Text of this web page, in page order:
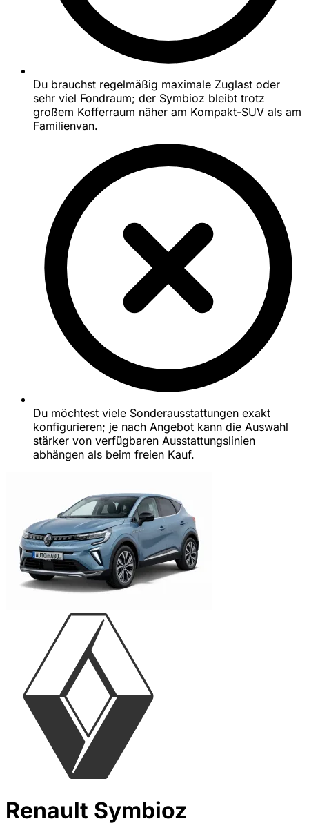
Du brauchst regelmäßig maximale Zuglast oder
sehr viel Fondraum; der Symbioz bleibt trotz
großem Kofferraum näher am Kompakt-SUV als am
Familienvan.
Du möchtest viele Sonderausstattungen exakt
konfigurieren; je nach Angebot kann die Auswahl
stärker von verfügbaren Ausstattungslinien
abhängen als beim freien Kauf.
Renault Symbioz